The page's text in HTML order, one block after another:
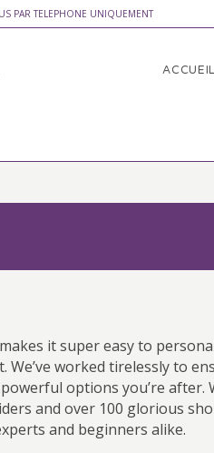
PAR TELEPHONE UNIQUEMENT
ACCUEIL
it super easy to
We’ve worked tirelessly to
options you’re after.
and over 100 glorious
and beginners alike.